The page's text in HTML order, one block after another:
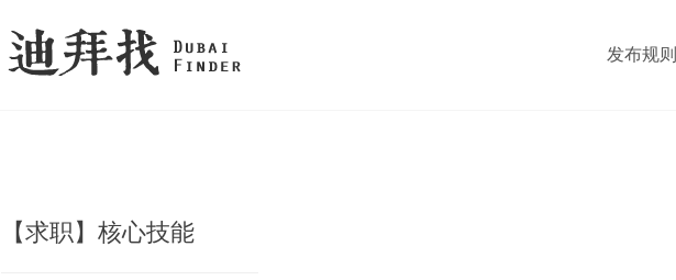
发布规则
【求职】核心技能